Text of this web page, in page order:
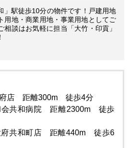
」駅徒歩10分の物件です！戸建用地
用地・商業用地・事業用地としてご
相談はお気軽に担当「大竹・印貢」
府店 距離300m 徒歩4分
会共和病院 距離2300m 徒歩
府共和町店 距離440m 徒歩6